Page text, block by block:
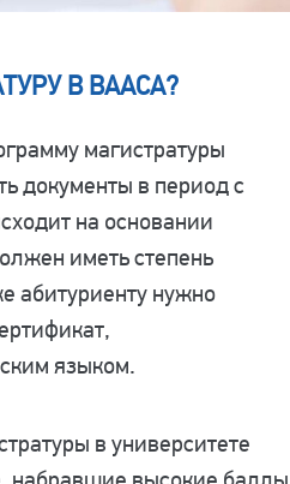
В ВААСА?
магистратуры
документы в период с
на основании
иметь степень
абитуриенту нужно
языком.
в университете